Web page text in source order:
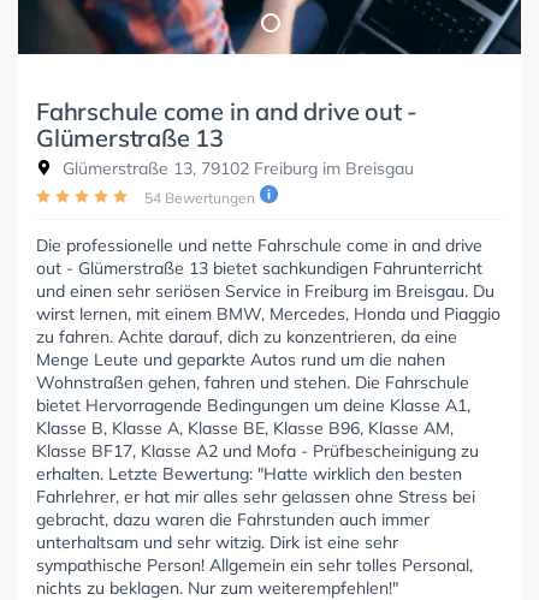
Fahrschule come in and drive out -
Glümerstraße 13
Glümerstraße 13, 79102 Freiburg im Breisgau
54 Bewertungen
Die professionelle und nette Fahrschule come in and drive
out - Glümerstraße 13 bietet sachkundigen Fahrunterricht
und einen sehr seriösen Service in Freiburg im Breisgau. Du
wirst lernen, mit einem BMW, Mercedes, Honda und Piaggio
zu fahren. Achte darauf, dich zu konzentrieren, da eine
Menge Leute und geparkte Autos rund um die nahen
Wohnstraßen gehen, fahren und stehen. Die Fahrschule
bietet Hervorragende Bedingungen um deine Klasse A1,
Klasse B, Klasse A, Klasse BE, Klasse B96, Klasse AM,
Klasse BF17, Klasse A2 und Mofa - Prüfbescheinigung zu
erhalten. Letzte Bewertung: "Hatte wirklich den besten
Fahrlehrer, er hat mir alles sehr gelassen ohne Stress bei
gebracht, dazu waren die Fahrstunden auch immer
unterhaltsam und sehr witzig. Dirk ist eine sehr
sympathische Person! Allgemein ein sehr tolles Personal,
nichts zu beklagen. Nur zum weiterempfehlen!"